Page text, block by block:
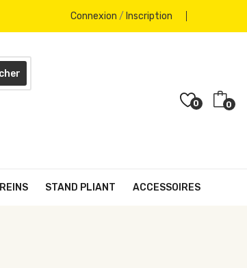
Connexion / Inscription
0 0
STAND PLIANT ACCESSOIRES